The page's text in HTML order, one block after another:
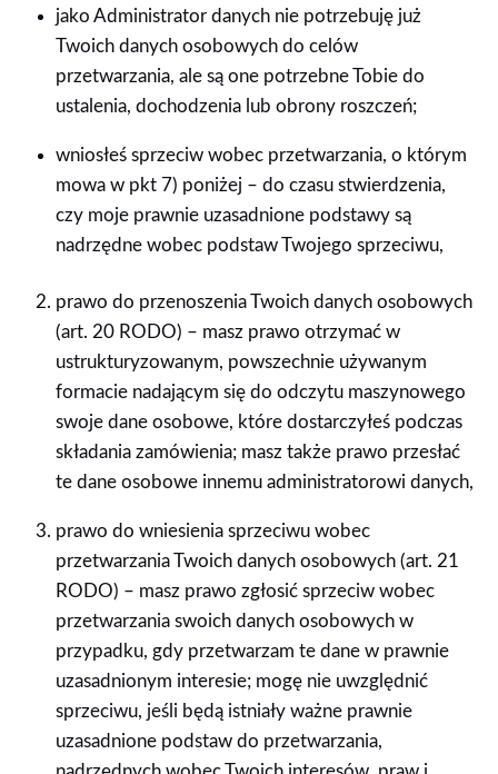
jako Administrator danych nie potrzebuję już
Twoich danych osobowych do celów
przetwarzania, ale są one potrzebne Tobie do
ustalenia, dochodzenia lub obrony roszczeń;
wniosłeś sprzeciw wobec przetwarzania, o którym
mowa w pkt 7) poniżej – do czasu stwierdzenia,
czy moje prawnie uzasadnione podstawy są
nadrzędne wobec podstaw Twojego sprzeciwu,
prawo do przenoszenia Twoich danych osobowych
(art. 20 RODO) – masz prawo otrzymać w
ustrukturyzowanym, powszechnie używanym
formacie nadającym się do odczytu maszynowego
swoje dane osobowe, które dostarczyłeś podczas
składania zamówienia; masz także prawo przesłać
te dane osobowe innemu administratorowi danych,
prawo do wniesienia sprzeciwu wobec
przetwarzania Twoich danych osobowych (art. 21
RODO) – masz prawo zgłosić sprzeciw wobec
przetwarzania swoich danych osobowych w
przypadku, gdy przetwarzam te dane w prawnie
uzasadnionym interesie; mogę nie uwzględnić
sprzeciwu, jeśli będą istniały ważne prawnie
uzasadnione podstaw do przetwarzania,